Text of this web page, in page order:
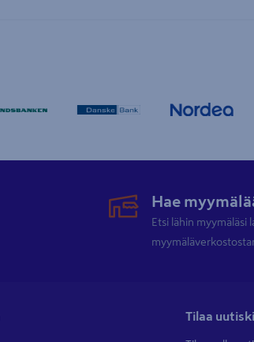
Hae
Etsi lähin myymäläsi
Tilaa